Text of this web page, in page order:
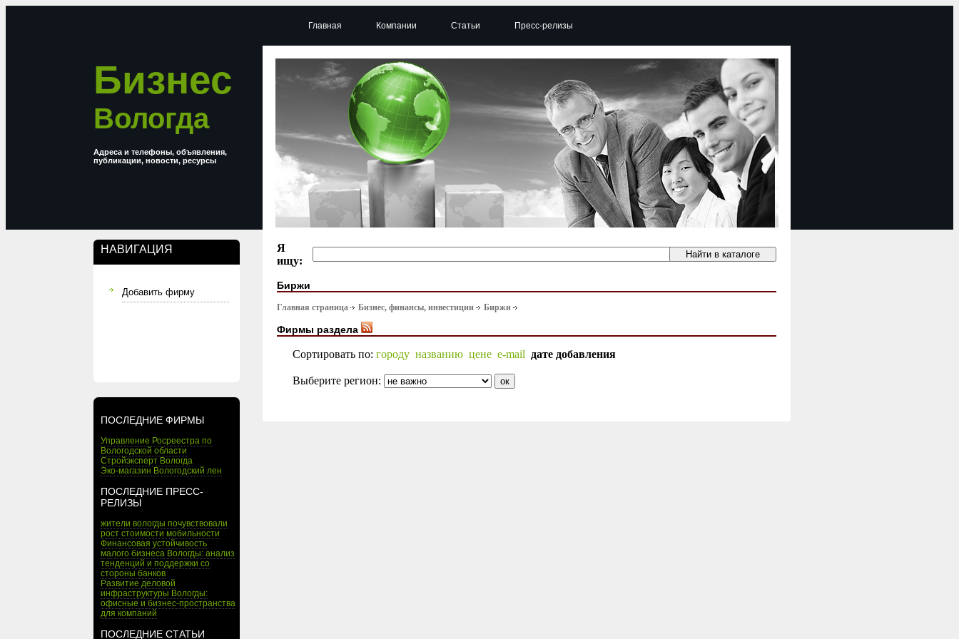
Бизнес
Вологда
Адреса и телефоны, объявления,
публикации, новости, ресурсы
НАВИГАЦИЯ
Добавить фирму
ПОСЛЕДНИЕ ФИРМЫ
Управление Росреестра по
Вологодской области
Стройэксперт Вологда
Эко-магазин Вологодский лен
ПОСЛЕДНИЕ ПРЕСС-
РЕЛИЗЫ
жители вологды почувствовали
рост стоимости мобильности
Финансовая устойчивость
малого бизнеса Вологды: анализ
тенденций и поддержки со
стороны банков
Развитие деловой
инфраструктуры Вологды:
офисные и бизнес-пространства
для компаний
ПОСЛЕДНИЕ СТАТЬИ
Главная Компании Статьи Пресс-релизы
Я
ищу:
Биржи
Главная страница Бизнес, финансы, инвестиции Биржи
Фирмы раздела
Сортировать по: городу названию цене e-mail дате добавления
Выберите регион: